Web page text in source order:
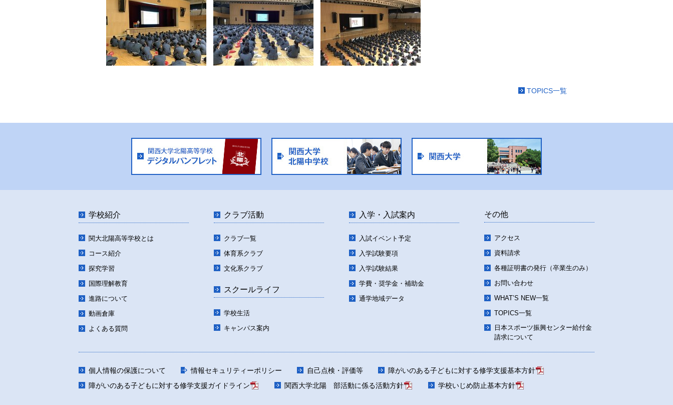
TOPICS一覧
学校紹介
関大北陽高等学校とは
コース紹介
探究学習
国際理解教育
進路について
動画倉庫
よくある質問
クラブ活動
クラブ一覧
体育系クラブ
文化系クラブ
スクールライフ
学校生活
キャンパス案内
入学・入試案内
入試イベント予定
入学試験要項
入学試験結果
学費・奨学金・補助金
通学地域データ
その他
アクセス
資料請求
各種証明書の発行（卒業生のみ）
お問い合わせ
WHAT’S NEW一覧
TOPICS一覧
日本スポーツ振興センター給付金
請求について
個人情報の保護について 情報セキュリティーポリシー 自己点検・評価等
障がいのある子どもに対する修学支援基本方針
障がいのある子どもに対する修学支援ガイドライン
関西大学北陽 部活動に係る活動方針 学校いじめ防止基本方針